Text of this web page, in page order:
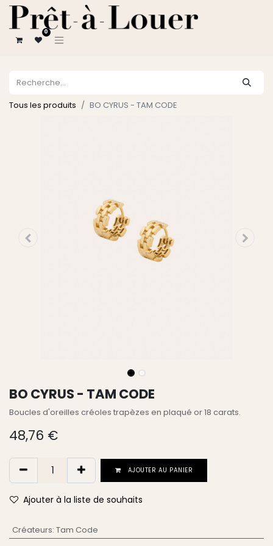
0
Tous les produits BO CYRUS - TAM CODE
BO CYRUS - TAM CODE
Boucles d'oreilles créoles trapèzes en plaqué or 18 carats.
48,76 €
AJOUTER AU PANIER
Ajouter à la liste de souhaits
Créateurs: Tam Code